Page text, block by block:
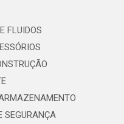
FLUIDOS
SEGURANÇA